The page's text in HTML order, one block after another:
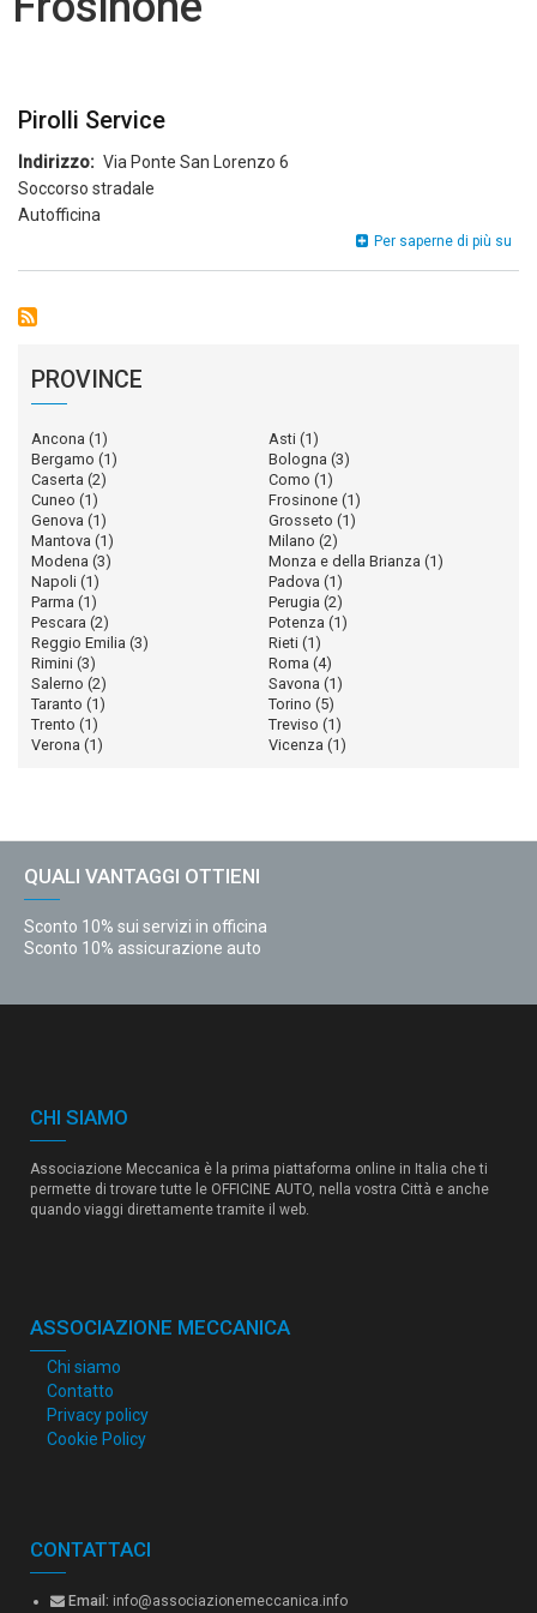
Pirolli Service
Indirizzo
Via Ponte San Lorenzo 6
Soccorso stradale
Autofficina
Per saperne di più su
PROVINCE
Ancona (1) Asti (1)
Bergamo (1) Bologna (3)
Caserta (2) Como (1)
Cuneo (1) Frosinone (1)
Genova (1) Grosseto (1)
Mantova (1) Milano (2)
Modena (3) Monza e della Brianza (1)
Napoli (1) Padova (1)
Parma (1) Perugia (2)
Pescara (2) Potenza (1)
Reggio Emilia (3) Rieti (1)
Rimini (3) Roma (4)
Salerno (2) Savona (1)
Taranto (1) Torino (5)
Trento (1) Treviso (1)
Verona (1) Vicenza (1)
QUALI VANTAGGI OTTIENI
Sconto 10% sui servizi in officina
Sconto 10% assicurazione auto
CHI SIAMO
Associazione Meccanica è la prima piattaforma online in Italia che ti
permette di trovare tutte le OFFICINE AUTO, nella vostra Città e anche
quando viaggi direttamente tramite il web.
ASSOCIAZIONE MECCANICA
Chi siamo
Contatto
Privacy policy
Cookie Policy
CONTATTACI
Email: info@associazionemeccanica.info